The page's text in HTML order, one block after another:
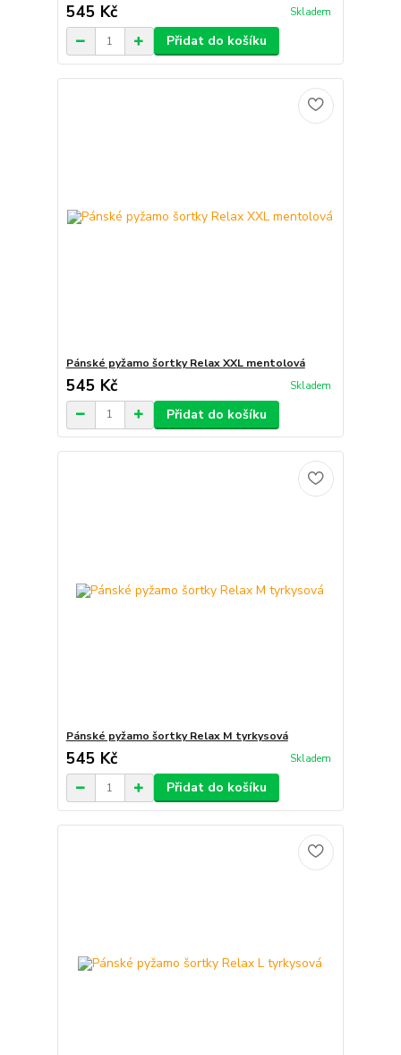
545 Kč Skladem
Přidat do košíku
Pánské pyžamo šortky Relax XXL mentolová
545 Kč Skladem
Přidat do košíku
Pánské pyžamo šortky Relax M tyrkysová
545 Kč Skladem
Přidat do košíku